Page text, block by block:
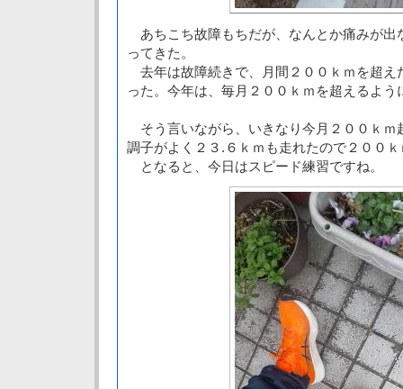
あちこち故障もちだが、なんとか痛みが出
ってきた。
去年は故障続きで、月間２００ｋｍを超え
った。今年は、毎月２００ｋｍを超えるよう
そう言いながら、いきなり今月２００ｋｍ
調子がよく２３.６ｋｍも走れたので２００
となると、今日はスピード練習ですね。